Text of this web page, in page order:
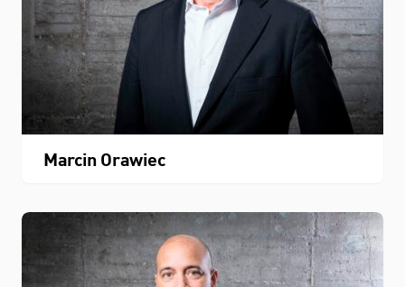
Marcin Orawiec